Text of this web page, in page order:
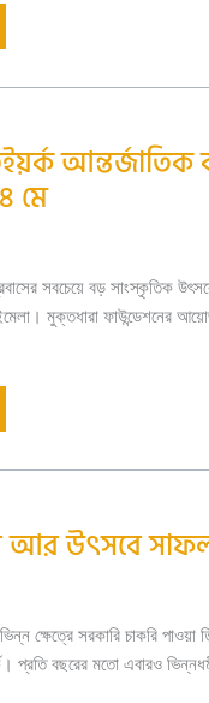
আন্তর্জাতিক
মে
সবচেয়ে বড় সাংস্কৃতিক
মুক্তধারা ফাউন্ডেশনের
আর উৎসবে
ক্ষেত্রে সরকারি চাকরি
প্রতি বছরের মতো এবারও